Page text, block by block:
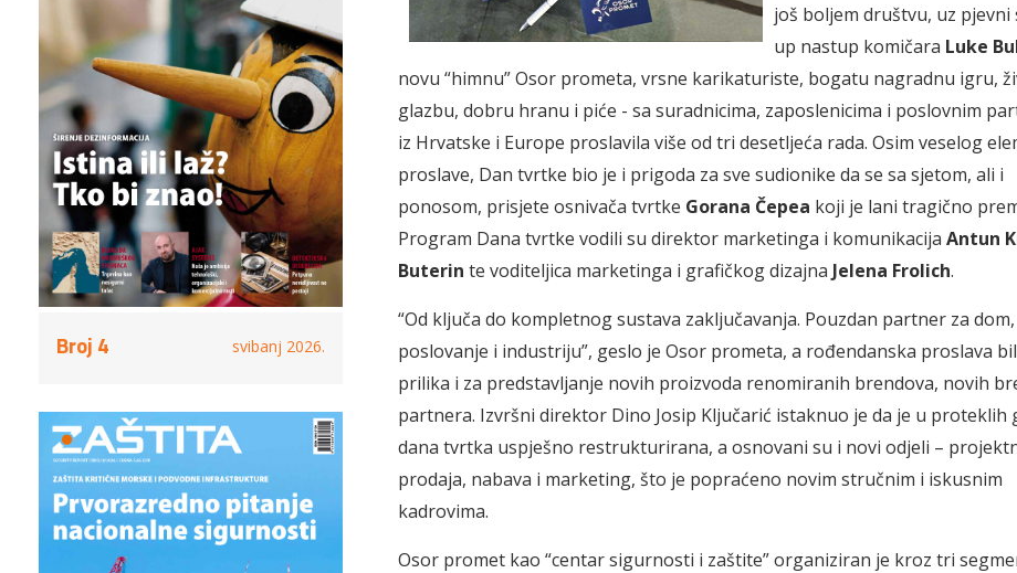
Broj 4 svibanj 2026.
još boljem društvu, uz pjevni
up nastup komičara Luke
novu “himnu” Osor prometa, vrsne karikaturiste, bogatu nagradnu igru,
glazbu, dobru hranu i piće - sa suradnicima, zaposlenicima i poslovnim
iz Hrvatske i Europe proslavila više od tri desetljeća rada. Osim veselog
proslave, Dan tvrtke bio je i prigoda za sve sudionike da se sa sjetom, ali i
ponosom, pri­­sjete osnivača tvrtke Gorana Čepea koji je lani tragično
Program Dana tvrtke vodili su direktor marketinga i komunikacija Antun
Buterin te voditeljica marketinga i grafičkog dizajna Jelena Frolich.
“Od ključa do kompletnog sustava zaključavanja. Pouzdan partner za dom,
poslovanje i industriju”, geslo je Osor pro­­meta, a rođendanska proslava
prilika i za predstavljanje novih proizvoda renomiranih brendova, novih
partnera. Izvršni direktor Dino Josip Ključarić istaknuo je da je u proteklih
dana tvrtka uspješno restrukturirana, a osnovani su i novi odjeli –
prodaja, nabava i marketing, što je popraćeno novim stručnim i iskusnim
kadrovima.
Osor promet kao “centar sigurnosti i zaštite” organiziran je kroz tri